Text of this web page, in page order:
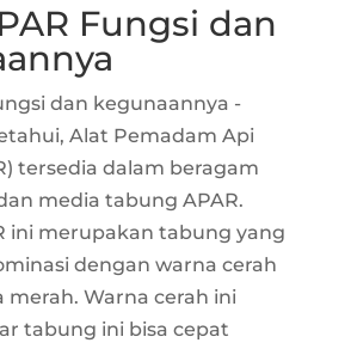
Fungsi dan
dan kegunaannya -
Alat Pemadam Api
tersedia dalam beragam
media tabung APAR.
ini merupakan tabung yang
dengan warna cerah
merah. Warna cerah ini
tabung ini bisa cepat